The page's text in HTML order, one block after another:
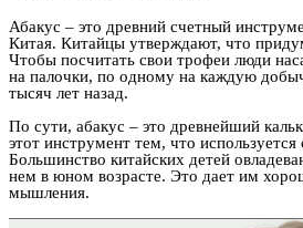
Абакус – это древний счетный
Китая. Китайцы утверждают, что
Чтобы посчитать свои трофеи люди
на палочки, по одному на каждую
тысяч лет назад.
По сути, абакус – это древнейший
этот инструмент тем, что
Большинство китайских детей
нем в юном возрасте. Это дает им
мышления.